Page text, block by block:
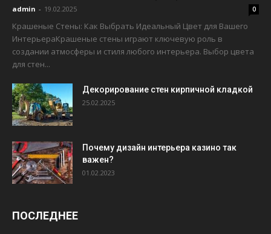
admin - 19.02.2025 0
Крашеные Стены: Как Выбрать Идеальный Цвет для Вашего
ИнтерьераКрашеные стены играют ключевую роль в
создании атмосферы и стиля любого интерьера. Выбор цвета
для стен...
Декорирование стен кирпичной кладкой
25.02.2025
Почему дизайн интерьера казино так
важен?
01.02.2023
ПОСЛЕДНЕЕ